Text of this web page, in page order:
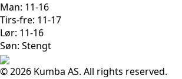
Man: 11-16
Tirs-fre: 11-17
Lør: 11-16
Søn: Stengt
© 2026 Kumba AS. All rights reserved.